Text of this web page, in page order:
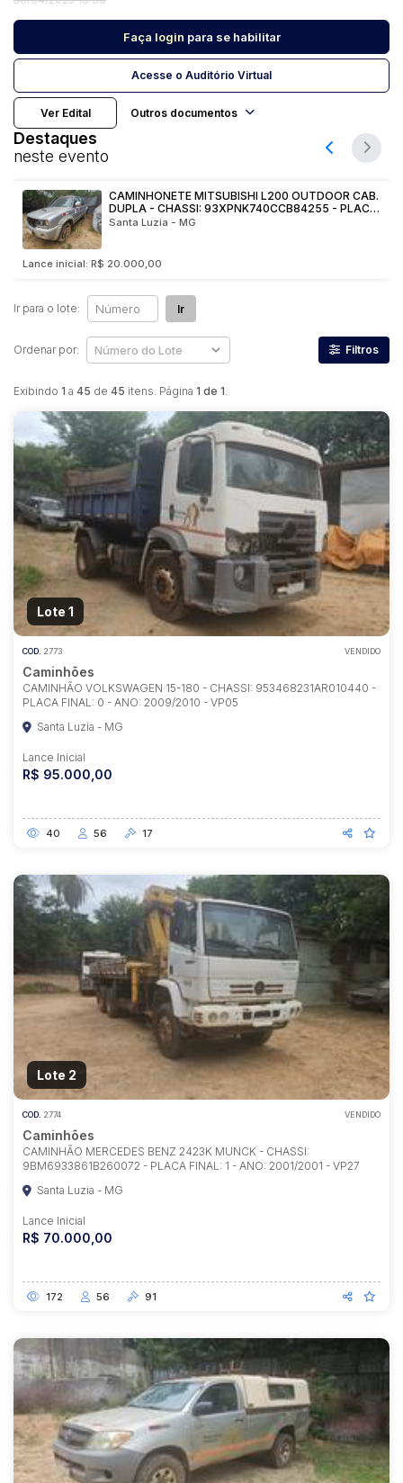
Pesquisar
Faça login para se habilitar
Acesse o Auditório Virtual
Ver Edital Outros documentos
Destaques
neste evento
CAMINHONETE MITSUBISHI L200 OUTDOOR CAB.
DUPLA - CHASSI: 93XPNK740CCB84255 - PLACA
FINAL: 8 - ANO: 2011/2012 - VL045
Santa Luzia - MG
Lance inicial: R$ 20.000,00
Exibindo 1 a 45 de 45 itens. Página 1 de 1.
Ir para o lote: Ir
Ordenar por: Filtros
Lote 1
COD. 2773 VENDIDO
Caminhões
CAMINHÃO VOLKSWAGEN 15-180 - CHASSI: 953468231AR010440 -
PLACA FINAL: 0 - ANO: 2009/2010 - VP05
Santa Luzia - MG
Lance Inicial
R$ 95.000,00
40 56 17
Lote 2
COD. 2774 VENDIDO
Caminhões
CAMINHÃO MERCEDES BENZ 2423K MUNCK - CHASSI:
9BM6933861B260072 - PLACA FINAL: 1 - ANO: 2001/2001 - VP27
Santa Luzia - MG
Lance Inicial
R$ 70.000,00
172 56 91